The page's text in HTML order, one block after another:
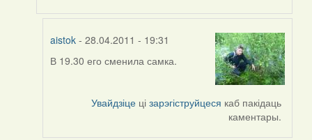
aistok - 28.04.2011 - 19:31
In
В 19.30 его сменила самка.
Увайдзіце цізарэгіструйцеся каб пакідаць
каментары.